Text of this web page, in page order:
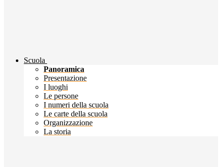
Scuola
Panoramica
Presentazione
I luoghi
Le persone
I numeri della scuola
Le carte della scuola
Organizzazione
La storia